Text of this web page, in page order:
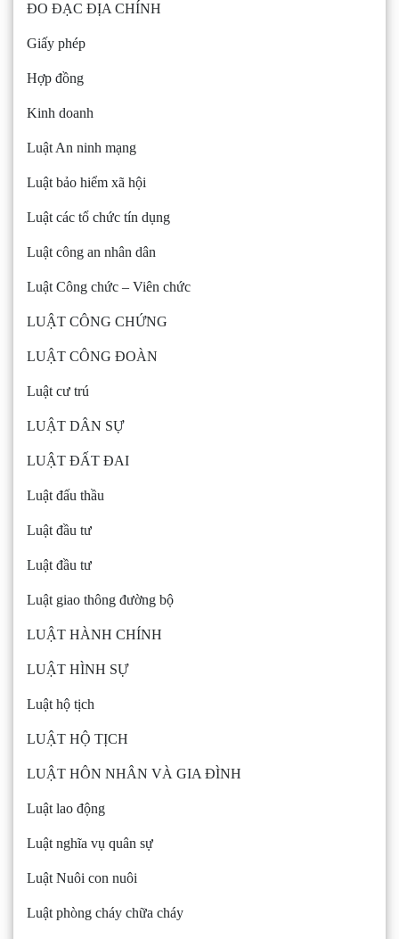
ĐO ĐẠC ĐỊA CHÍNH
Giấy phép
Hợp đồng
Kinh doanh
Luật An ninh mạng
Luật bảo hiểm xã hội
Luật các tổ chức tín dụng
Luật công an nhân dân
Luật Công chức – Viên chức
LUẬT CÔNG CHỨNG
LUẬT CÔNG ĐOÀN
Luật cư trú
LUẬT DÂN SỰ
LUẬT ĐẤT ĐAI
Luật đấu thầu
Luật đầu tư
Luật đầu tư
Luật giao thông đường bộ
LUẬT HÀNH CHÍNH
LUẬT HÌNH SỰ
Luật hộ tịch
LUẬT HỘ TỊCH
LUẬT HÔN NHÂN VÀ GIA ĐÌNH
Luật lao động
Luật nghĩa vụ quân sự
Luật Nuôi con nuôi
Luật phòng cháy chữa cháy